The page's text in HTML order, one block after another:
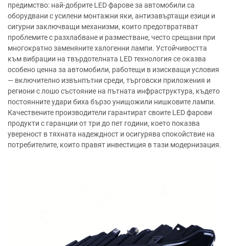
предимство: най-добрите LED фарове за автомобили са
оборудвани с усилени монтажни яки, антизавъртащи езици и
сигурни заключващи механизми, които предотвратяват
проблемите с разхлабване и разместване, често срещани при
многократно заменяните халогенни лампи. Устойчивостта
към вибрации на твърдотелната LED технология се оказва
особено ценна за автомобили, работещи в изискващи условия
— включително извънпътни среди, търговски приложения и
региони с лошо състояние на пътната инфраструктура, където
постоянните удари биха бързо унищожили нишковите лампи.
Качествените производители гарантират своите LED фарови
продукти с гаранции от три до пет години, което показва
увереност в тяхната надеждност и осигурява спокойствие на
потребителите, които правят инвестиция в тази модернизация.